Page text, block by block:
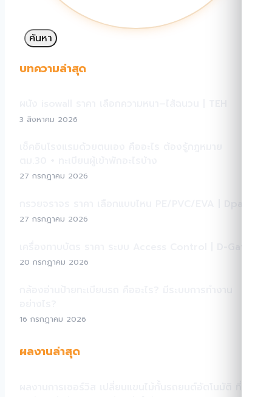
ค้นหา
บทความล่าสุด
3 สิงหาคม 2026
27 กรกฎาคม 2026
27 กรกฎาคม 2026
20 กรกฎาคม 2026
16 กรกฎาคม 2026
ผลงานล่าสุด